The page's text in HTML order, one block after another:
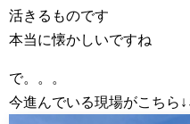
活きるものです
本当に懐かしいですね
で。。。
今進んでいる現場がこちら